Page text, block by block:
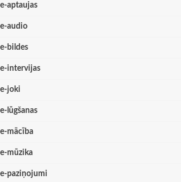
e-aptaujas
e-audio
e-bildes
e-intervijas
e-joki
e-lūgšanas
e-mācība
e-mūzika
e-paziņojumi